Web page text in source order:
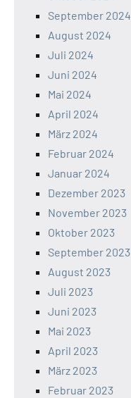
September 2024
August 2024
Juli 2024
Juni 2024
Mai 2024
April 2024
März 2024
Februar 2024
Januar 2024
Dezember 2023
November 2023
Oktober 2023
September 2023
August 2023
Juli 2023
Juni 2023
Mai 2023
April 2023
März 2023
Februar 2023